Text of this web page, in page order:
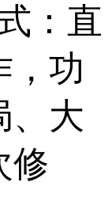
：直
，功
、大
修